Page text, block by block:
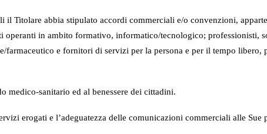
Titolare abbia stipulato accordi commerciali e/o convenzioni,
in ambito formativo, informatico/tecnologico; professionisti,
e fornitori di servizi per la persona e per il tempo libero,
medico-sanitario ed al benessere dei cittadini.
erogati e l’adeguatezza delle comunicazioni commerciali alle Sue